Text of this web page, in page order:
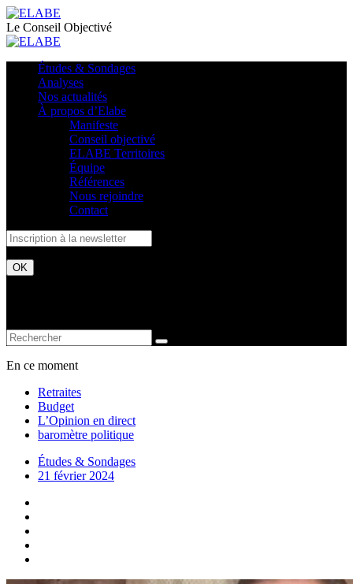
Le Conseil Objectivé
Études & Sondages
Analyses
Nos actualités
À propos d’Elabe
Manifeste
Conseil objectivé
ELABE Territoires
Équipe
Références
Nous rejoindre
Contact
En ce moment
Retraites
Budget
L’Opinion en direct
baromètre politique
Études & Sondages
21 février 2024